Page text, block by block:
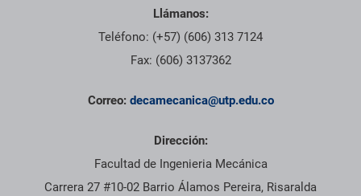
Llámanos:
Teléfono: (+57) (606) 313 7124
Fax: (606) 3137362
Correo: decamecanica@utp.edu.co
Dirección:
Facultad de Ingenieria Mecánica
Carrera 27 #10-02 Barrio Álamos Pereira, Risaralda